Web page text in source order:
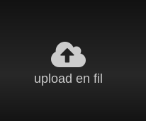

upload en fil